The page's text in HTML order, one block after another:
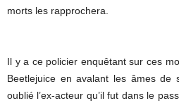
morts les rapprochera.
Il y a ce policier enquêtant sur ces
Beetlejuice en avalant les âmes de
oublié l’ex-acteur qu’il fut dans le